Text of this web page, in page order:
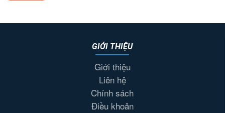
GIỚI THIỆU
Giới thiệu
Liên hệ
Chính sách
Điều khoản